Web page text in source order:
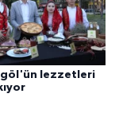
lezzetleri